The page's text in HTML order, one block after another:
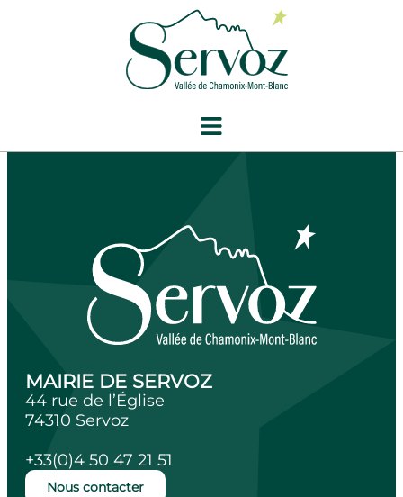
Conseil Municipal
du 25 juillet reporté
MAIRIE DE SERVOZ
44 rue de l’Église
74310 Servoz
+33(0)4 50 47 21 51
Nous contacter